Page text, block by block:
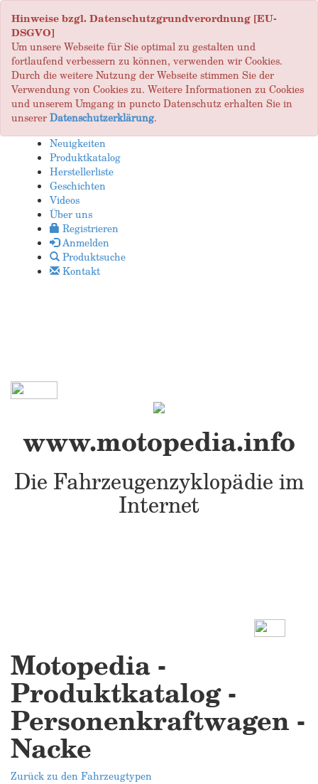
Hinweise bzgl. Datenschutzgrundverordnung [EU-
DSGVO]
Um unsere Webseite für Sie optimal zu gestalten und
fortlaufend verbessern zu können, verwenden wir Cookies.
Durch die weitere Nutzung der Webseite stimmen Sie der
Verwendung von Cookies zu. Weitere Informationen zu Cookies
und unserem Umgang in puncto Datenschutz erhalten Sie in
unsererDatenschutzerklärung.
Neuigkeiten
Produktkatalog
Herstellerliste
Geschichten
Videos
Über uns
Registrieren
Anmelden
Produktsuche
Kontakt
www.motopedia.info
Die Fahrzeugenzyklopädie im
Internet
Motopedia -
Produktkatalog -
Personenkraftwagen -
Nacke
Zurück zu den Fahrzeugtypen